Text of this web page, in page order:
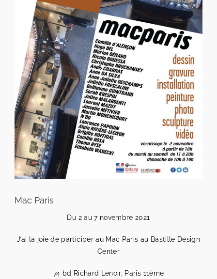
Mac Paris
Du 2 au 7 novembre 2021
J’ai la joie de participer au Mac Paris au Bastille Design
Center
74 bd Richard Lenoir, Paris 11ème